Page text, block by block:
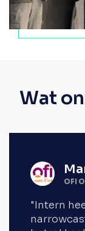
Wat
OFI
"Intern